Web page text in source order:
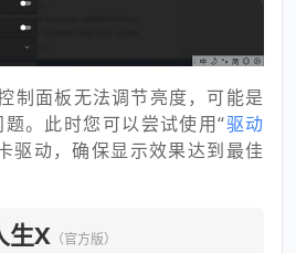
制面板无法调节亮度，可能是
。此时您可以尝试使用“驱动
驱动，确保显示效果达到最佳
生X （官方版）